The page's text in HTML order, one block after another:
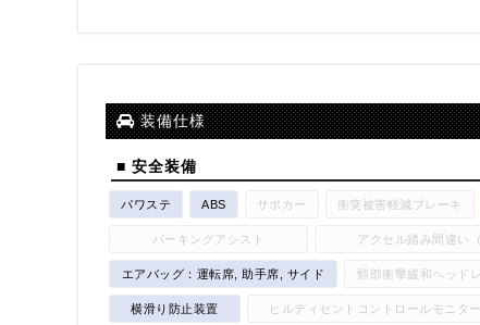
装備仕様
■ 安全装備
パワステ ABS サポカー 衝突被害軽減ブレーキ
パーキングアシスト アクセル踏み間違い
エアバッグ：運転席, 助手席, サイド 頸部衝撃緩和ヘッド
横滑り防止装置 ヒルディセントコントロールモニター